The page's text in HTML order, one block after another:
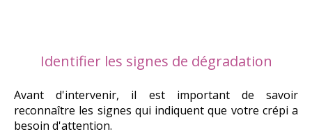
Identifier les signes de dégradation
Avant d'intervenir, il est important de savoir
reconnaître les signes qui indiquent que votre crépi a
besoin d'attention.